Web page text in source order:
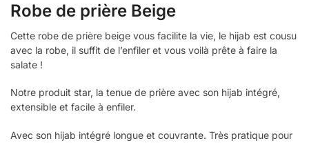
Robe de prière Beige
Cette robe de prière beige vous facilite la vie, le hijab est cousu
avec la robe, il suffit de l’enfiler et vous voilà prête à faire la
salate !
Notre produit star, la tenue de prière avec son hijab intégré,
extensible et facile à enfiler.
Avec son hijab intégré longue et couvrante. Très pratique pour